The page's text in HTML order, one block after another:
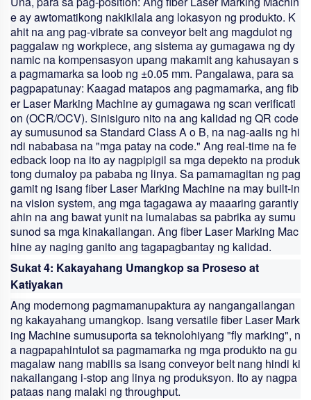
eay awtomatikong nakikilala ang lokasyon ng produkto. K
ahit na ang pag-vibrate sa conveyor belt ang magdulot ng
paggalaw ng workpiece, ang sistema ay gumagawa ng dy
namic na kompensasyon upang makamit ang kahusayan s
a pagmamarka sa loob ng ±0.05 mm. Pangalawa, para sa
pagpapatunay: Kaagad matapos ang pagmamarka, ang fib
er Laser Marking Machineay gumagawa ng scan verificati
on (OCR/OCV). Sinisiguro nito na ang kalidad ng QR code
ay sumusunod sa Standard Class A o B, na nag-aalis ng hi
ndi nababasa na "mga patay na code." Ang real-time na fe
edback loop na ito ay nagpipigil sa mga depekto na produk
tong dumaloy pa pababa ng linya. Sa pamamagitan ng pag
gamit ng isang fiber Laser Marking Machine na may built-in
na vision system, ang mga tagagawa ay maaaring garantiy
ahin na ang bawat yunit na lumalabas sa pabrika ay sumu
sunod sa mga kinakailangan. Ang fiber Laser Marking Mac
hineay naging ganito ang tagapagbantay ng kalidad.
Sukat 4: Kakayahang Umangkop sa Proseso at
Katiyakan
Ang modernong pagmamanupaktura ay nangangailangan
ng kakayahang umangkop. Isang versatilefiber Laser Mark
ing Machinesumusuporta sa teknolohiyang "fly marking", n
a nagpapahintulot sa pagmamarka ng mga produkto na gu
magalaw nang mabilis sa isang conveyor belt nang hindi ki
nakailangang i-stop ang linya ng produksyon. Ito ay nagpa
pataas nang malaki ng throughput.